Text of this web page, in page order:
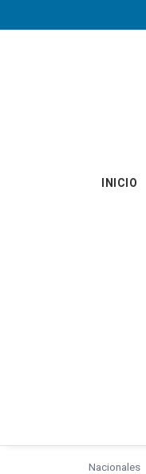
INICIO
Nacionales